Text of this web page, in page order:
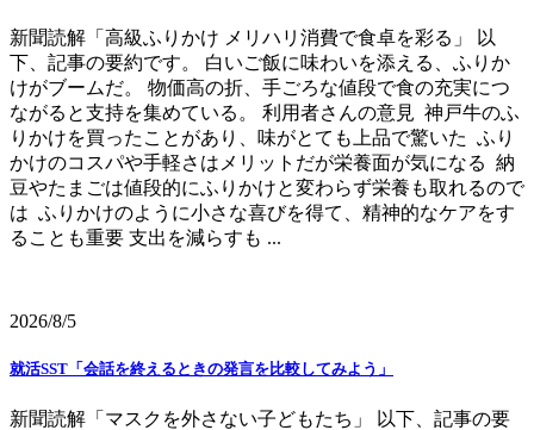
新聞読解「高級ふりかけ メリハリ消費で食卓を彩る」 以
下、記事の要約です。 白いご飯に味わいを添える、ふりか
けがブームだ。 物価高の折、手ごろな値段で食の充実につ
ながると支持を集めている。 利用者さんの意見 神戸牛のふ
りかけを買ったことがあり、味がとても上品で驚いた ふり
かけのコスパや手軽さはメリットだが栄養面が気になる 納
豆やたまごは値段的にふりかけと変わらず栄養も取れるので
は ふりかけのように小さな喜びを得て、精神的なケアをす
ることも重要 支出を減らすも ...
2026/8/5
就活SST「会話を終えるときの発言を比較してみよう」
新聞読解「マスクを外さない子どもたち」 以下、記事の要